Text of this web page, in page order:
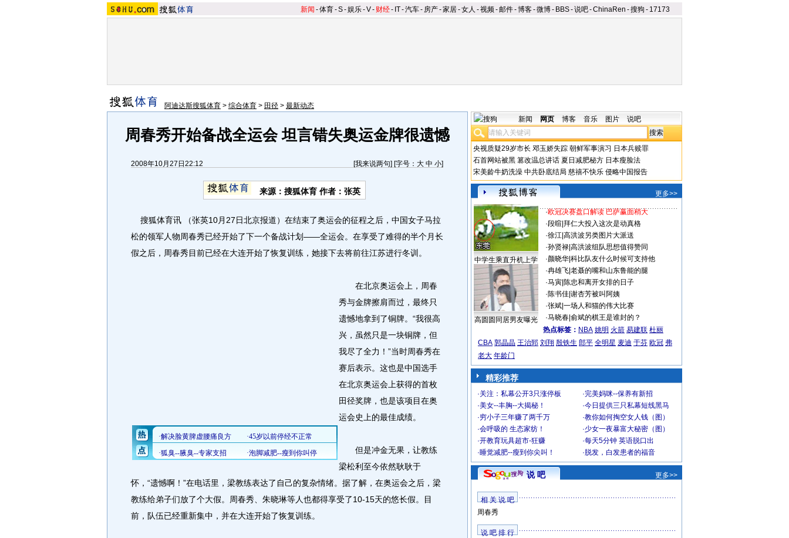
新闻 -体育-S-娱乐-V- 财经- IT-汽车- 房产-家居-女人 -视频-邮件-博客-微博- BBS-说吧-ChinaRen -搜狗 - 17173
阿迪达斯搜狐体育 > 综合体育 > 田径 > 最新动态
周春秀开始备战全运会 坦言错失奥运金牌很遗憾
2008年10月27日22:12 [我来说两句] [字号： 大 中 小]
来源：搜狐体育 作者：张英
搜狐体育讯 （张英10月27日北京报道）在结束了奥运会的征程之后，中国女子马拉
松的领军人物周春秀已经开始了下一个备战计划——全运会。在享受了难得的半个月长
假之后，周春秀目前已经在大连开始了恢复训练，她接下去将前往江苏进行冬训。
在北京奥运会上，周春
秀与金牌擦肩而过，最终只
遗憾地拿到了铜牌。“我很高
兴，虽然只是一块铜牌，但
我尽了全力！”当时周春秀在
赛后表示。这也是中国选手
在北京奥运会上获得的首枚
田径奖牌，也是该项目在奥
运会史上的最佳成绩。
但是冲金无果，让教练
梁松利至今依然耿耿于
怀，“遗憾啊！”在电话里，梁教练表达了自己的复杂情绪。据了解，在奥运会之后，梁
教练给弟子们放了个大假。周春秀、朱晓琳等人也都得享受了10-15天的悠长假。目
前，队伍已经重新集中，并在大连开始了恢复训练。
新闻 网页 博客 音乐 图片 说吧
央视质疑29岁市长 邓玉娇失踪 朝鲜军事演习 日本兵赎罪
石首网站被黑 篡改温总讲话 夏日减肥秘方 日本瘦脸法
宋美龄牛奶洗澡 中共卧底结局 慈禧不快乐 侵略中国报告
更多>>
中学生乘直升机上学
高圆圆同居男友曝光
·欧冠决赛盘口解读 巴萨赢面稍大
·段暄 拜仁大投入这次是动真格
·徐江| 高洪波另类图片大派送
·孙贤禄| 高洪波组队思想值得赞同
·颜晓华| 科比队友什么时候可支持他
·冉雄飞| 老聂的嘴和山东鲁能的腿
·马寅| 陈忠和离开女排的日子
·陈书佳| 谢杏芳被叫阿姨
·张斌| 一场人和猫的伟大比赛
·马晓春| 俞斌的棋王是谁封的？
热点标签： NBA 姚明 火箭 易建联 杜丽
CBA 郭晶晶 王治郅 刘翔 殷铁生 郎平 全明星 麦迪 于芬 欧冠 弗
老大 年龄门
精彩推荐
·关注：私幕公开3只涨停板 ·完美妈咪--保养有新招
·美女--丰胸--大揭秘！ ·今日提供三只私幕短线黑马
·穷小子三年赚了两千万 ·教你如何掏空女人钱（图）
·会呼吸的 生态家纺！ ·少女一夜暴富大秘密（图）
·开教育玩具超市-狂赚 ·每天5分钟 英语脱口出
·睡觉减肥--瘦到你尖叫！ · 脱发，白发患者的福音
说 吧 更多>>
相 关 说 吧
周春秀
说 吧 排 行